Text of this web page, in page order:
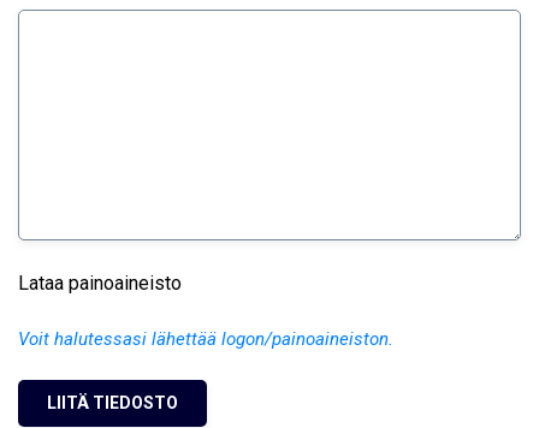
Lataa painoaineisto
Voit halutessasi lähettää logon/painoaineiston.